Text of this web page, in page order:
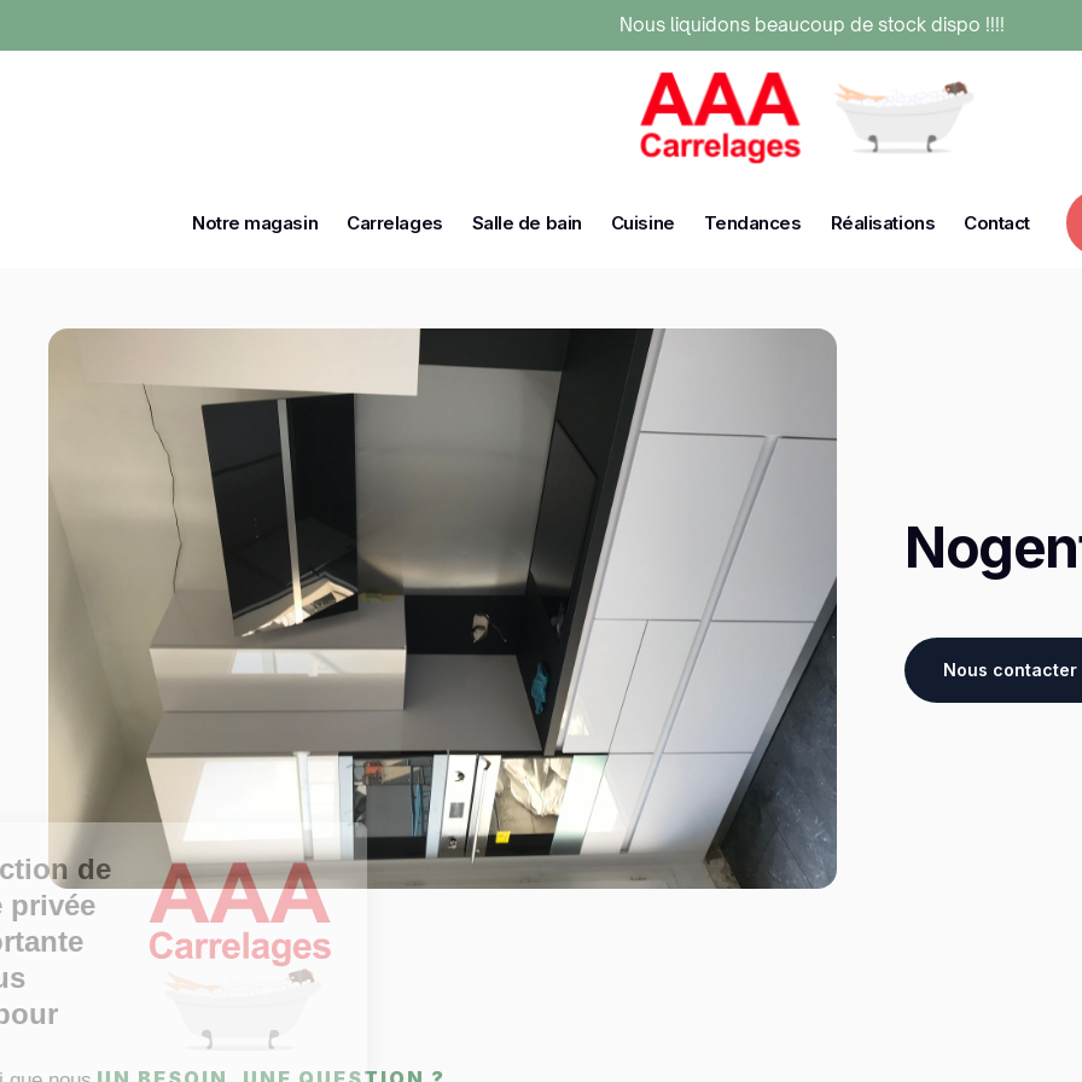
Nous liquidons beaucoup de stock dispo !!!!
Notre magasin Carrelages Salle de bain Cuisine Tendances Réalisations Contact
Nous contacter
La protection de
votre vie privée
est importante
pour vous
comme pour